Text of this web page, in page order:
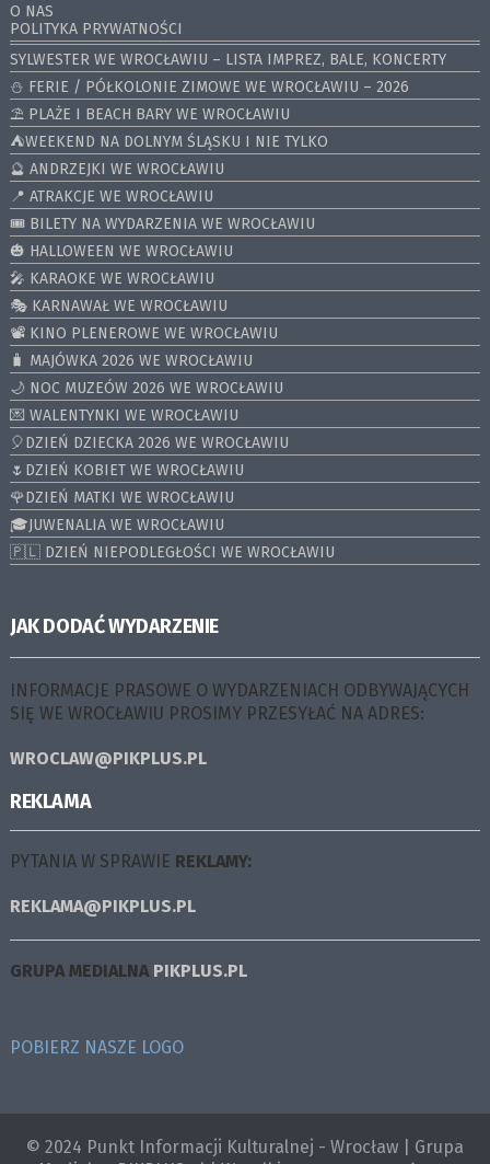
O NAS
POLITYKA PRYWATNOŚCI
SYLWESTER WE WROCŁAWIU – LISTA IMPREZ, BALE, KONCERTY
⛄️ FERIE / PÓŁKOLONIE ZIMOWE WE WROCŁAWIU – 2026
⛱️ PLAŻE I BEACH BARY WE WROCŁAWIU
⛺️WEEKEND NA DOLNYM ŚLĄSKU I NIE TYLKO
🔮 ANDRZEJKI WE WROCŁAWIU
📍 ATRAKCJE WE WROCŁAWIU
🎟️ BILETY NA WYDARZENIA WE WROCŁAWIU
🎃 HALLOWEEN WE WROCŁAWIU
🎤 KARAOKE WE WROCŁAWIU
🎭 KARNAWAŁ WE WROCŁAWIU
📽️ KINO PLENEROWE WE WROCŁAWIU
🧳 MAJÓWKA 2026 WE WROCŁAWIU
🌙 NOC MUZEÓW 2026 WE WROCŁAWIU
💌 WALENTYNKI WE WROCŁAWIU
🎈DZIEŃ DZIECKA 2026 WE WROCŁAWIU
🌷DZIEŃ KOBIET WE WROCŁAWIU
🌹DZIEŃ MATKI WE WROCŁAWIU
🎓JUWENALIA WE WROCŁAWIU
🇵🇱 DZIEŃ NIEPODLEGŁOŚCI WE WROCŁAWIU
JAK DODAĆ WYDARZENIE
INFORMACJE PRASOWE O WYDARZENIACH ODBYWAJĄCYCH
SIĘ WE WROCŁAWIU PROSIMY PRZESYŁAĆ NA ADRES:
WROCLAW@PIKPLUS.PL
REKLAMA
PYTANIA W SPRAWIE REKLAMY:
REKLAMA@PIKPLUS.PL
GRUPA MEDIALNA PIKPLUS.PL
POBIERZ NASZE LOGO
© 2024 Punkt Informacji Kulturalnej - Wrocław | Grupa